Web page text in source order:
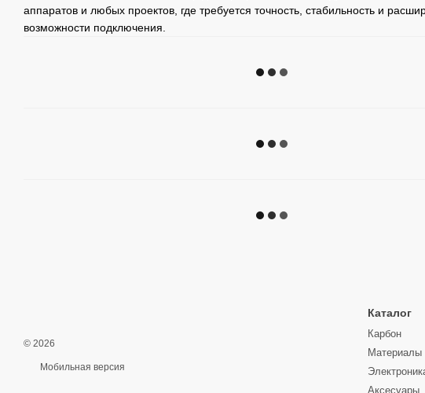
аппаратов и любых проектов, где требуется точность, стабильность и
возможности подключения.
© 2026
Мобильная версия
Каталог
Карбон
Материалы
Аксесуары